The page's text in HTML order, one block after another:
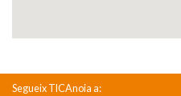
Segueix TICAnoia a: